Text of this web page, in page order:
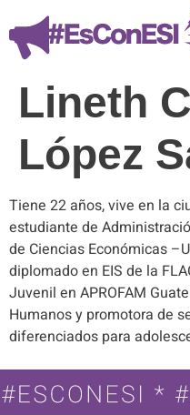
Lineth
López
Tiene 22 años, vive en la
estudiante de
de Ciencias Económicas
diplomado en EIS de la
Juvenil en APROFAM
Humanos y promotora de
diferenciados para